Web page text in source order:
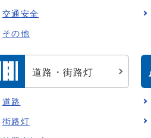
交通安全
その他
道路・街路灯
道路
街路灯